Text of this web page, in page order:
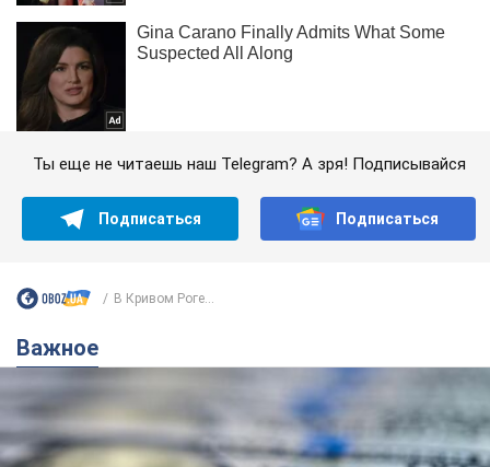
Ты еще не читаешь наш Telegram? А зря! Подписывайся
Подписаться Подписаться
В Кривом Роге...
Важное